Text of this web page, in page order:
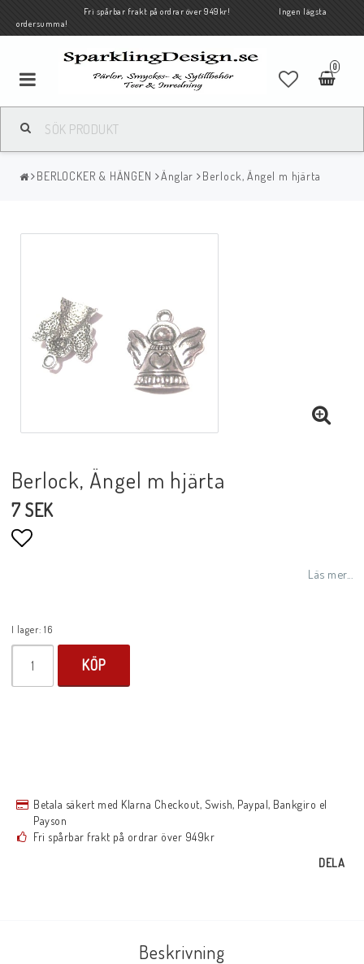
Fri spårbar frakt på ordrar över 949kr! Ingen lägsta
ordersumma!
0
BERLOCKER & HÄNGEN Änglar Berlock, Ängel m hjärta
Berlock, Ängel m hjärta
7 SEK
Läs mer...
I lager: 16
KÖP
Betala säkert med Klarna Checkout, Swish, Paypal, Bankgiro el
Payson
Fri spårbar frakt på ordrar över 949kr
DELA
Beskrivning